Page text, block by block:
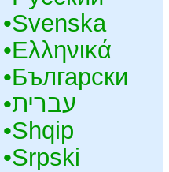
•‎Svenska
•‎Ελληνικά
•‎Български
•‎עברית
•‎Shqip
•‎Srpski